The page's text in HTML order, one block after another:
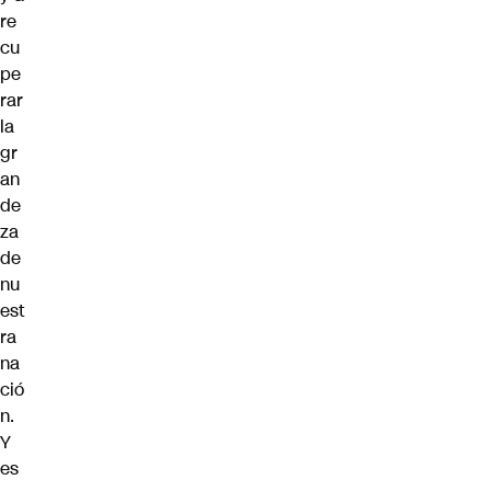
re
cu
pe
rar
la
gr
an
de
za
de
nu
est
ra
na
ció
n.
Y
es